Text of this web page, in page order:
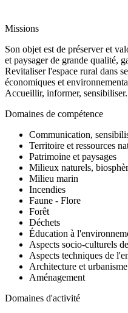
Missions
Son objet est de préserver et
et paysager de grande qualité,
Revitaliser l'espace rural dans
économiques et
Accueillir, informer, sensibiliser.
Domaines de compétence
Communication,
Territoire et ressources
Patrimoine et paysages
Milieux naturels,
Milieu marin
Incendies
Faune - Flore
Forêt
Déchets
Éducation à
Aspects socio-culturels
Aspects techniques de
Architecture et urbanisme
Aménagement
Domaines d'activité